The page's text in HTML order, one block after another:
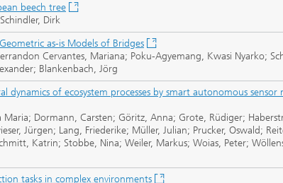
beech tree
Dirk
as-is Models of Bridges
Cervantes, Mariana; Poku-Agyemang, Kwasi Nyarko;
Blankenbach, Jörg
of ecosystem processes by smart autonomous sensor
Dormann, Carsten; Göritz, Anna; Grote, Rüdiger;
Jürgen; Lang, Friederike; Müller, Julian; Prucker, Oswald;
Katrin; Stobbe, Nina; Weiler, Markus; Woias, Peter;
tasks in complex environments